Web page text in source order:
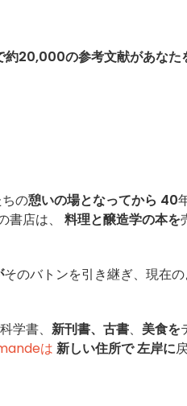
20,000の参考文献があなた
の憩いの場となってから 40
店は、 料理と醸造学の本を
そのバトンを引き継ぎ、現在
学書、 新刊書、古書、 美食を
は 新しい住所で左岸に